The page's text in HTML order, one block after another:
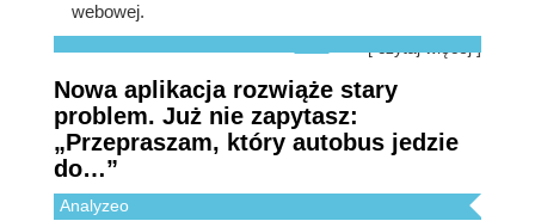
webowej.
Nowa aplikacja rozwiąże stary
problem. Już nie zapytasz:
„Przepraszam, który autobus jedzie
do…”
Analyzeo